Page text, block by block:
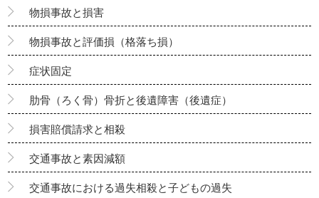
物損事故と損害
物損事故と評価損（格落ち損）
症状固定
肋骨（ろく骨）骨折と後遺障害（後遺症）
損害賠償請求と相殺
交通事故と素因減額
交通事故における過失相殺と子どもの過失